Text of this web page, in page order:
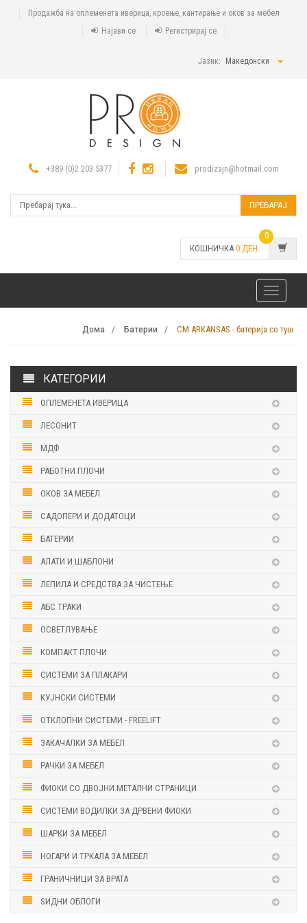
Продажба на оплеменета иверица, кроење, кантирање и оков за мебел
Најави се
Регистрирај се
Јазик: Македонски
+389 (0)2 203 5377 prodizajn@hotmail.com
ПРЕБАРАЈ
КОШНИЧКА 0 ДЕН.
0
Toggle
navigation
Дома Батерии CM ARKANSAS - батерија со туш
КАТЕГОРИИ
ОПЛЕМЕНЕТА ИВЕРИЦА
ЛЕСОНИТ
МДФ
РАБОТНИ ПЛОЧИ
ОКОВ ЗА МЕБЕЛ
САДОПЕРИ И ДОДАТОЦИ
БАТЕРИИ
АЛАТИ И ШАБЛОНИ
ЛЕПИЛА И СРЕДСТВА ЗА ЧИСТЕЊЕ
АБС ТРАКИ
ОСВЕТЛУВАЊЕ
КОМПАКТ ПЛОЧИ
СИСТЕМИ ЗА ПЛАКАРИ
КУЈНСКИ СИСТЕМИ
ОТКЛОПНИ СИСТЕМИ - FREELIFT
ЗАКАЧАЛКИ ЗА МЕБЕЛ
РАЧКИ ЗА МЕБЕЛ
ФИОКИ СО ДВОЈНИ МЕТАЛНИ СТРАНИЦИ
СИСТЕМИ ВОДИЛКИ ЗА ДРВЕНИ ФИОКИ
ШАРКИ ЗА МЕБЕЛ
НОГАРИ И ТРКАЛА ЗА МЕБЕЛ
ГРАНИЧНИЦИ ЗА ВРАТА
ЅИДНИ ОБЛОГИ